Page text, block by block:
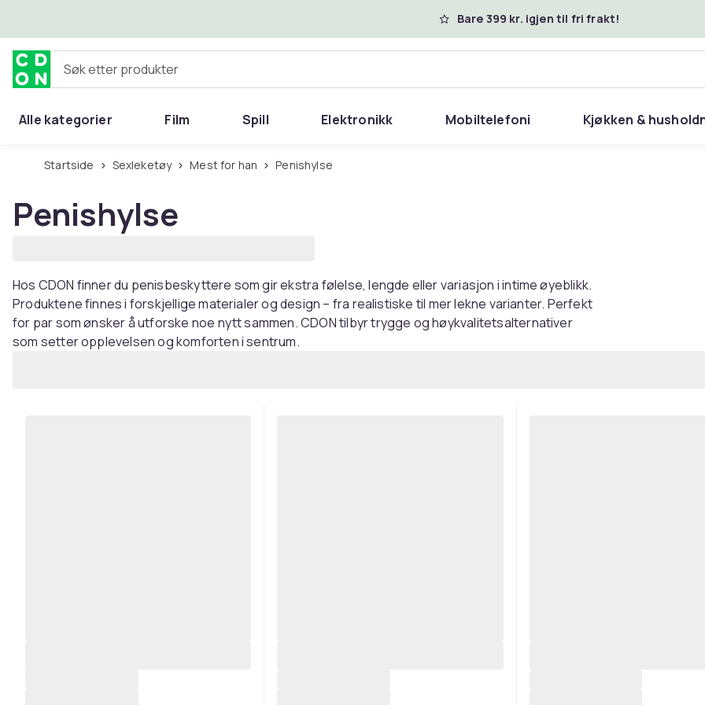
Bare 399 kr. igjen til fri frakt!
Søk etter produkter
Alle kategorier Film Spill Elektronikk Mobiltelefoni Kjøkken &
Startside Sexleketøy Mest for han Penishylse
Penishylse
Hos CDON finner du penisbeskyttere som gir ekstra følelse, lengde eller variasjon i intime øyeblikk.
Produktene finnes i forskjellige materialer og design – fra realistiske til mer lekne varianter. Perfekt
for par som ønsker å utforske noe nytt sammen. CDON tilbyr trygge og høykvalitetsalternativer
som setter opplevelsen og komforten i sentrum.